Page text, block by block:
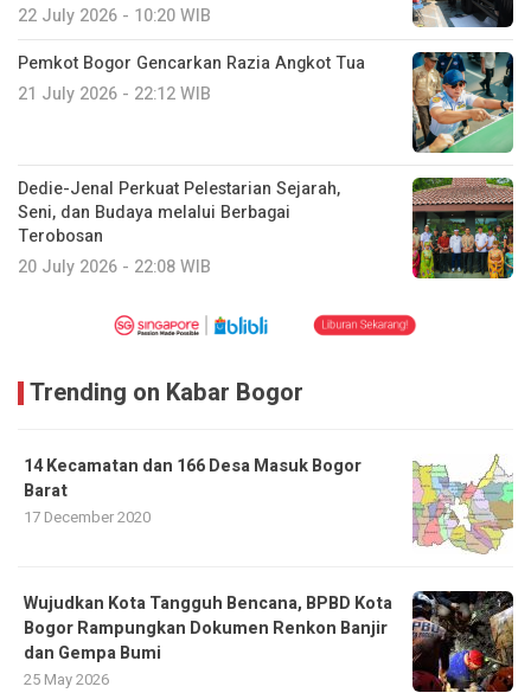
22 July 2026 - 10:20 WIB
Pemkot Bogor Gencarkan Razia Angkot Tua
21 July 2026 - 22:12 WIB
Dedie-Jenal Perkuat Pelestarian Sejarah,
Seni, dan Budaya melalui Berbagai
Terobosan
20 July 2026 - 22:08 WIB
Trending on Kabar Bogor
14 Kecamatan dan 166 Desa Masuk Bogor
Barat
17 December 2020
​Wujudkan Kota Tangguh Bencana, BPBD Kota
Bogor Rampungkan Dokumen Renkon Banjir
dan Gempa Bumi
25 May 2026